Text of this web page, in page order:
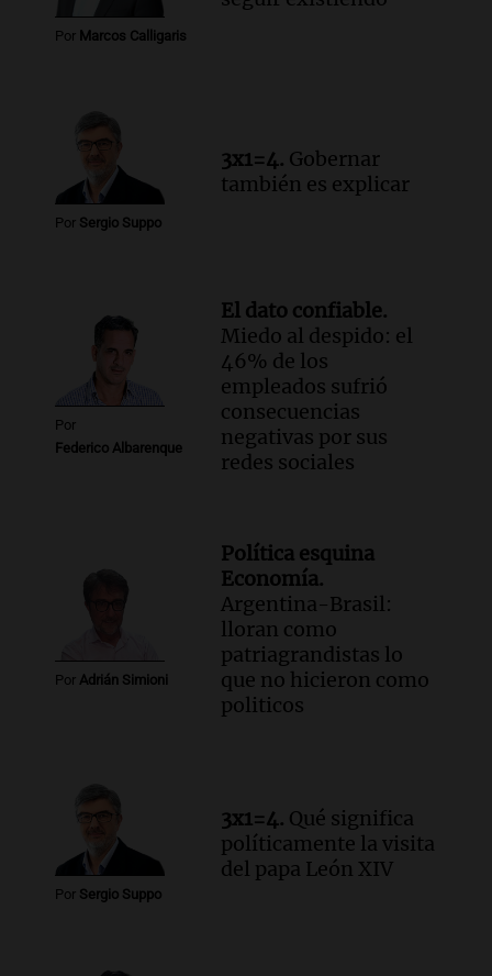
Audio. La amiga del Papa León XIV
Viva la Radio
Episodios
Por Marcos Calligaris
Por Sergio Suppo
3x1=4. Gobernar
también es explicar
Por
Federico Albarenque
El dato confiable.
Miedo al despido: el
46% de los
empleados sufrió
consecuencias
negativas por sus
redes sociales
Por Adrián Simioni
Política esquina
Economía.
Argentina-Brasil:
lloran como
patriagrandistas lo
que no hicieron como
politicos
Por Sergio Suppo
3x1=4. Qué significa
políticamente la visita
del papa León XIV